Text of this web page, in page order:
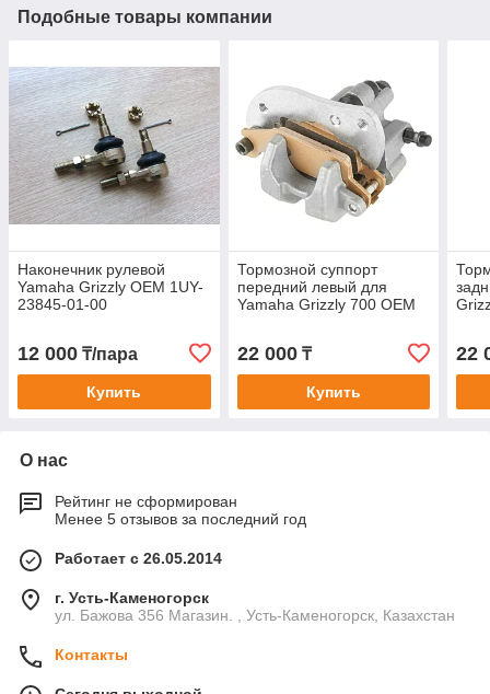
Подобные товары компании
Наконечник рулевой
Yamaha Grizzly OEM 1UY-
23845-01-00
12 000 ₸/пара
Купить
Тормозной суппорт
передний левый для
Yamaha Grizzly 700 OEM
22 000₸
Купить
22
О нас
Рейтинг не сформирован
Менее 5 отзывов за последний год
Работает с 26.05.2014
г. Усть-Каменогорск
ул. Бажова 356 Магазин. , Усть-Каменогорск, Казахстан
Контакты